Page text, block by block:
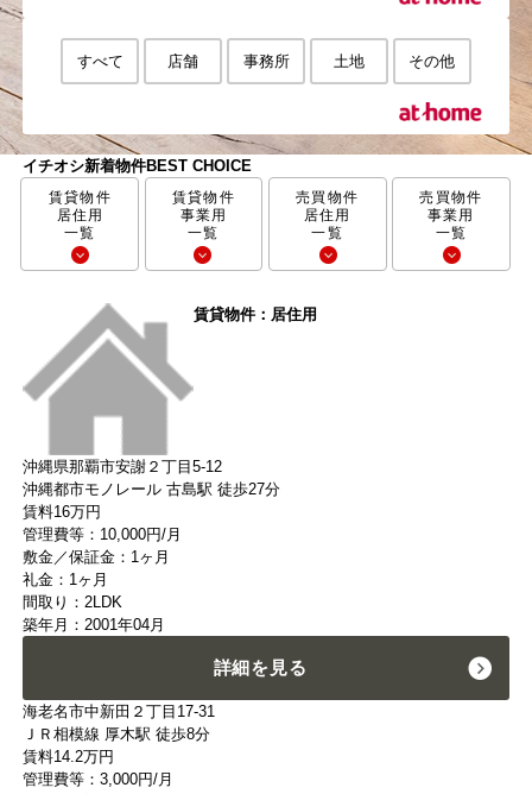
すべて 店舗 事務所 土地 その他
イチオシ新着物件BEST CHOICE
賃貸物件
居住用
一覧
賃貸物件
事業用
一覧
売買物件
居住用
一覧
売買物件
事業用
一覧
賃貸物件：居住用
沖縄県那覇市安謝２丁目5-12
沖縄都市モノレール 古島駅 徒歩27分
賃料16万円
管理費等：10,000円/月
敷金／保証金：1ヶ月
礼金：1ヶ月
間取り：2LDK
築年月：2001年04月
詳細を見る
海老名市中新田２丁目17-31
ＪＲ相模線 厚木駅 徒歩8分
賃料14.2万円
管理費等：3,000円/月